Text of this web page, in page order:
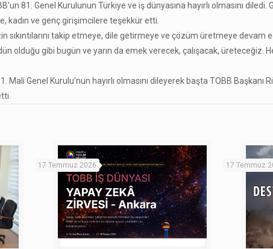
81. Genel Kurulunun Türkiye ve iş dünyasına hayırlı olmasını
kadın ve genç girişimcilere teşekkür etti.
sıkıntılarını takip etmeye, dile getirmeye ve çözüm üretmeye devam
olduğu gibi bugün ve yarın da emek verecek, çalışacak, üreteceğiz.
Mali Genel Kurulu’nun hayırlı olmasını dileyerek başta TOBB Başkanı
17 Temmuz 2026 17 Temmuz